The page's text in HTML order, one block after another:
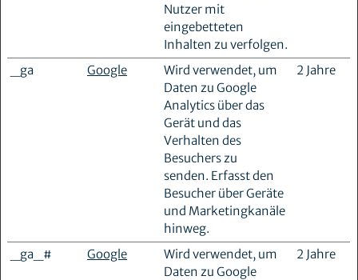
Nutzer mit
eingebetteten
Inhalten zu verfolgen.
_ga Google
Wird verwendet, um
Daten zu Google
Analytics über das
Gerät und das
Verhalten des
Besuchers zu
senden. Erfasst den
Besucher über Geräte
und Marketingkanäle
hinweg.
2 Jahre
_ga_# Google
Wird verwendet, um
Daten zu Google
2 Jahre